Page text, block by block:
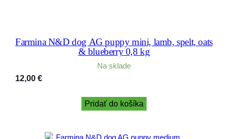
Farmina N&D dog AG puppy mini, lamb, spelt, oats
& blueberry 0,8 kg
Na sklade
12,00 €
Pridať do košíka